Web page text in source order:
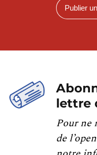
Publier
lettre
Pour ne
de